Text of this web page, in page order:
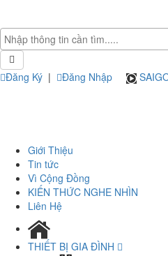
Đăng Ký | Đăng Nhập
Giới Thiệu
Tin tức
Vì Cộng Đồng
KIẾN THỨC NGHE NHÌN
Liên Hệ
THIẾT BỊ GIA ĐÌNH